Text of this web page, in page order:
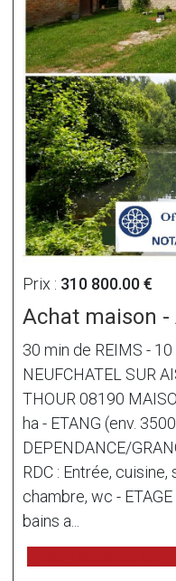
Prix : 310 800.00 €
Achat maison
30 min de REIMS -
NEUFCHATEL SUR
THOUR 08190
ha - ETANG (env.
DEPENDANCE/
RDC : Entrée,
chambre, wc -
bains a...